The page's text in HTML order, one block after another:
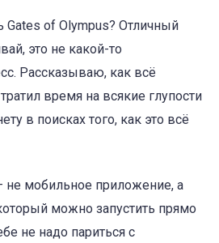
Gates of Olympus? Отличный
это не какой-то
Рассказываю, как всё
время на всякие глупости
в поисках того, как это всё
не мобильное приложение, а
можно запустить прямо
не надо париться с